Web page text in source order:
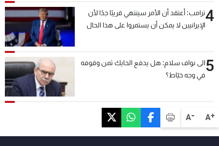
A+
A-
4ترامب: أعتقد أن الأمر سينتهي قريبًا جدًا لأن
الإيرانيين لا يمكن أن يستمروا على هذا الحال
5الى نواف سلام: هل يدفع الحايك ثمن وقوفه
في وجه خيّاط؟